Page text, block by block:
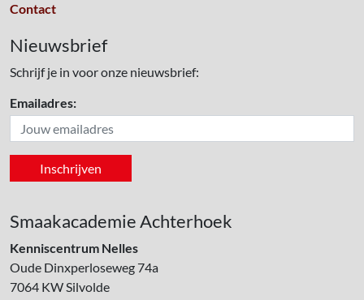
Contact
Nieuwsbrief
Schrijf je in voor onze nieuwsbrief:
Emailadres:
Smaakacademie Achterhoek
Kenniscentrum Nelles
Oude Dinxperloseweg 74a
7064 KWSilvolde